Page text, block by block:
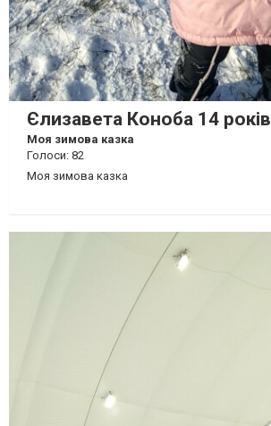
Єлизавета Коноба 14 років
Моя зимова казка
Голоси: 82
Моя зимова казка